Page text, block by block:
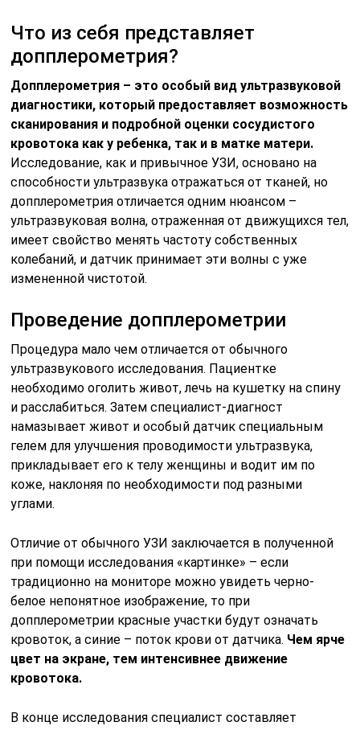
Что из себя представляет
допплерометрия?
Допплерометрия – это особый вид ультразвуковой
диагностики, который предоставляет возможность
сканирования и подробной оценки сосудистого
кровотока как у ребенка, так и в матке матери.
Исследование, как и привычное УЗИ, основано на
способности ультразвука отражаться от тканей, но
допплерометрия отличается одним нюансом –
ультразвуковая волна, отраженная от движущихся тел,
имеет свойство менять частоту собственных
колебаний, и датчик принимает эти волны с уже
измененной чистотой.
Проведение допплерометрии
Процедура мало чем отличается от обычного
ультразвукового исследования. Пациентке
необходимо оголить живот, лечь на кушетку на спину
и расслабиться. Затем специалист-диагност
намазывает живот и особый датчик специальным
гелем для улучшения проводимости ультразвука,
прикладывает его к телу женщины и водит им по
коже, наклоняя по необходимости под разными
углами.
Отличие от обычного УЗИ заключается в полученной
при помощи исследования «картинке» – если
традиционно на мониторе можно увидеть черно-
белое непонятное изображение, то при
допплерометрии красные участки будут означать
кровоток, а синие – поток крови от датчика. Чем ярче
цвет на экране, тем интенсивнее движение
кровотока.
В конце исследования специалист составляет